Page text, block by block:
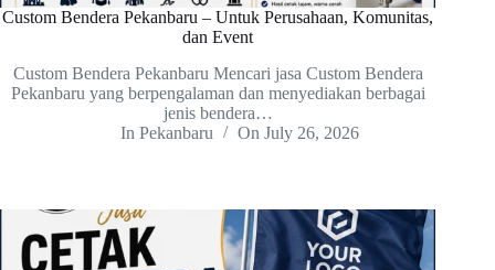
Custom Bendera Pekanbaru – Untuk Perusahaan, Komunitas,
dan Event
Custom Bendera Pekanbaru Mencari jasa Custom Bendera
Pekanbaru yang berpengalaman dan menyediakan berbagai
jenis bendera…
In Pekanbaru On July 26, 2026